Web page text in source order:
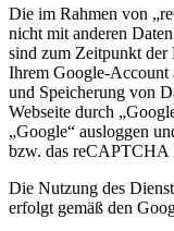
Die im Rahmen von
nicht mit anderen
sind zum Zeitpunkt
Ihrem Google-Account
und Speicherung von
Webseite durch
„Google“ ausloggen
bzw. das reCAPTCHA
Die Nutzung des
erfolgt gemäß den